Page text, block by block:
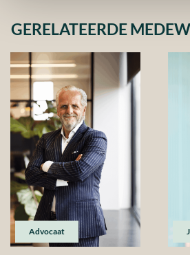
GERELATEERDE
Advocaat